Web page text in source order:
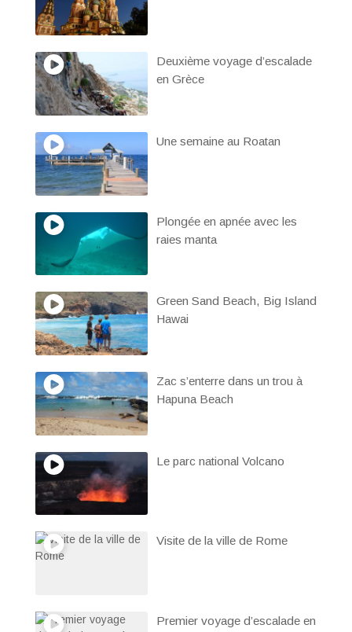
Deuxième voyage d’escalade
en Grèce
Une semaine au Roatan
Plongée en apnée avec les
raies manta
Green Sand Beach, Big Island
Hawai
Zac s’enterre dans un trou à
Hapuna Beach
Le parc national Volcano
Visite de la ville de Rome
Premier voyage d’escalade en